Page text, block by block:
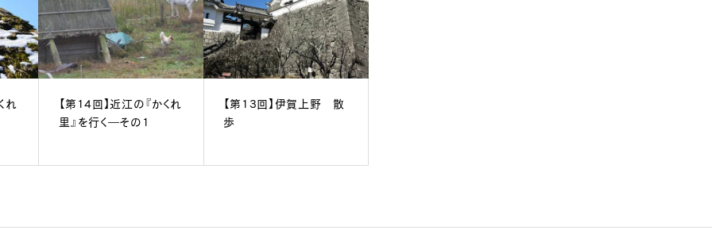
れ
【第14回】近江の『かくれ
里』を行く―その1
【第13回】伊賀上野 散
歩